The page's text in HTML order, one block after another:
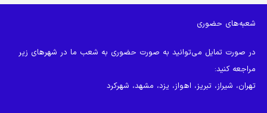
شعبه‌های حضوری
در صورت تمایل می‌توانید به صورت حضوری به شعب ما در شهرهای زیر
مراجعه کنید:
تهران، شیراز، تبریز، اهواز، یزد، مشهد، شهرکرد